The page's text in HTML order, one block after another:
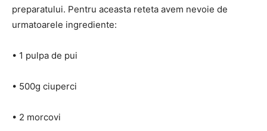
preparatului. Pentru aceasta reteta avem nevoie de
urmatoarele ingrediente:
• 1 pulpa de pui
• 500g ciuperci
• 2 morcovi